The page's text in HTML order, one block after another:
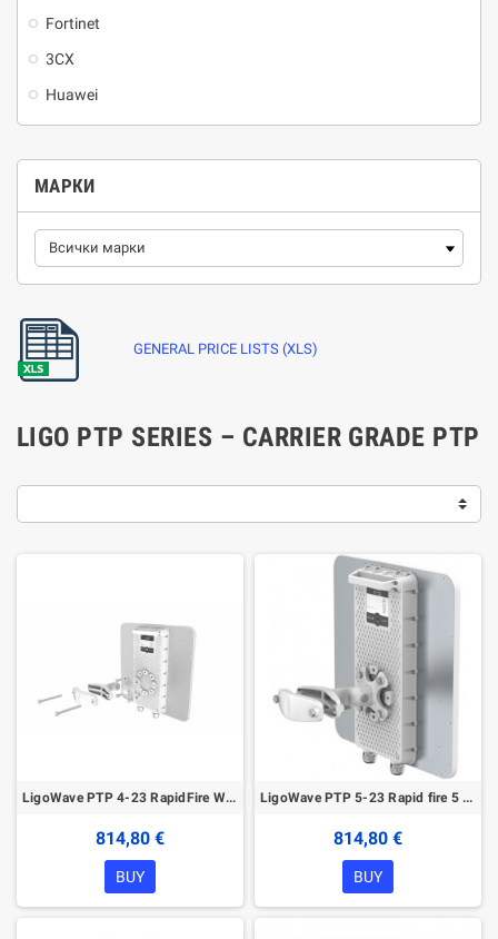
Fortinet
3CX
Huawei
МАРКИ
GENERAL PRICE LISTS (XLS)
LIGO PTP SERIES – CARRIER GRADE PTP
LigoWave PTP 4-23 RapidFire Wireless bridge
814,80 €
BUY
LigoWave PTP 5-23 Rapid fire 5 GHz Wireless device
814,80 €
BUY